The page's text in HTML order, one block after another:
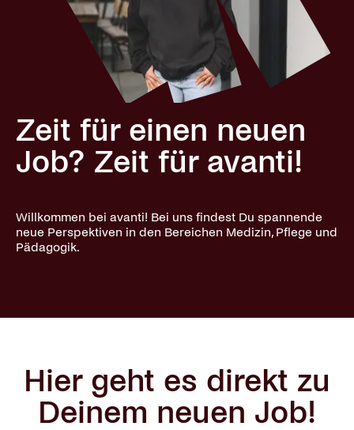
Zeit für einen neuen
Job? Zeit für avanti!
Willkommen bei avanti! Bei uns findest Du spannende
neue Perspektiven in den Bereichen Medizin, Pflege und
Pädagogik.
Hier geht es direkt zu
Deinem neuen Job!